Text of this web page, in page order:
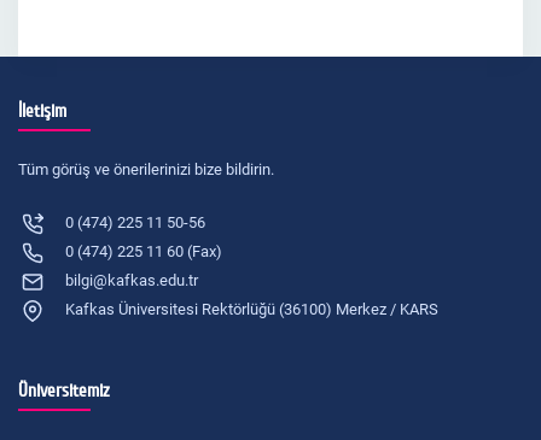
İletişim
Tüm görüş ve önerilerinizi bize bildirin.
0 (474) 225 11 50-56
0 (474) 225 11 60 (Fax)
bilgi@kafkas.edu.tr
Kafkas Üniversitesi Rektörlüğü (36100) Merkez / KARS
Üniversitemiz